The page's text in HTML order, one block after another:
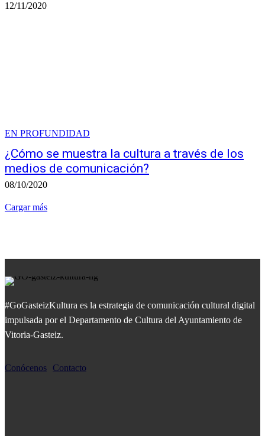
12/11/2020
EN PROFUNDIDAD
¿Cómo se muestra la cultura a través de los
medios de comunicación?
08/10/2020
Cargar más
#GoGasteizKultura es la estrategia de comunicación cultural digital
impulsada por el Departamento de Cultura del Ayuntamiento de
Vitoria-Gasteiz.
Conócenos Contacto